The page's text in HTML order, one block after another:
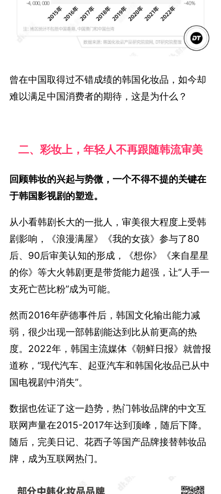
曾在中国取得过不错成绩的韩国化妆品，如今却
难以满足中国消费者的期待，这是为什么？
二、彩妆上，年轻人不再跟随韩流审美
回顾韩妆的兴起与势微，一个不得不提的关键在
于韩国影视剧的塑造。
从小看韩剧长大的一批人，审美很大程度上受韩
剧影响，《浪漫满屋》《我的女孩》参与了80
后、90后审美认知的形成，《想你》《来自星星
的你》等大火韩剧更是带货能力超强，让“人手一
支死亡芭比粉”成为可能。
然而2016年萨德事件后，韩国文化输出能力减
弱，很少出现一部韩剧能达到比从前更高的热
度。2022年，韩国主流媒体《朝鲜日报》就曾报
道称，“现代汽车、起亚汽车和韩国化妆品已从中
国电视剧中消失”。
数据也佐证了这一趋势，热门韩妆品牌的中文互
联网声量在2015-2017年达到顶峰，随后下降。
随后，完美日记、花西子等国产品牌接替韩妆品
牌，成为互联网热门。